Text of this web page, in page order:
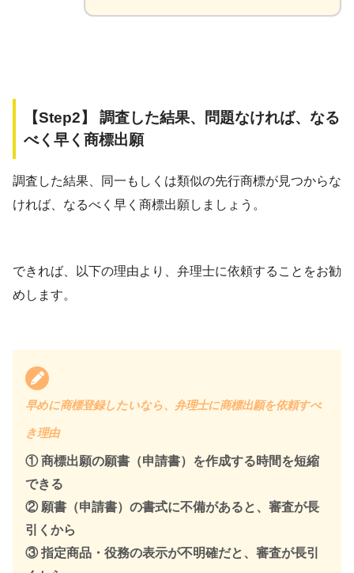
【Step2】 調査した結果、問題なければ、なる
べく早く商標出願
調査した結果、同一もしくは類似の先行商標が見つからな
ければ、なるべく早く商標出願しましょう。
できれば、以下の理由より、弁理士に依頼することをお勧
めします。
早めに商標登録したいなら、弁理士に商標出願を依頼すべ
き理由
① 商標出願の願書（申請書）を作成する時間を短縮
できる
② 願書（申請書）の書式に不備があると、審査が長
引くから
③ 指定商品・役務の表示が不明確だと、審査が長引